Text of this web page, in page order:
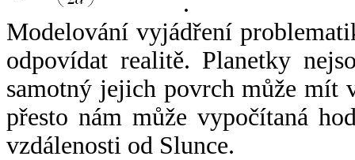
Modelování vyjádření
odpovídat realitě. Planetky
samotný jejich povrch může mít
přesto nám může vypočítaná
vzdálenosti od Slunce.